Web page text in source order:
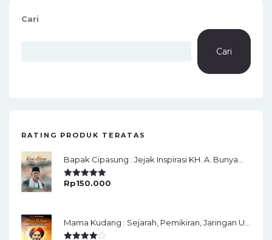
Cari
Cari
RATING PRODUK TERATAS
Rated5.00
Rp150.000